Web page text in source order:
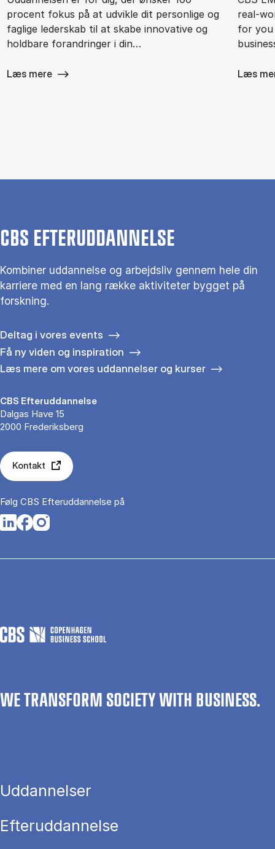
procent fokus på at udvikle dit personlige og
faglige lederskab til at skabe innovative og
holdbare forandringer i din…
Læs mere
real-
for you
Læs
CBS EFTERUDDANNELSE
Kombiner uddannelse og arbejdsliv gennem hele din
karriere med en lang række aktiviteter bygget på
forskning.
Deltag i vores events
Få ny viden og inspiration
Læs mere om vores uddannelser og kurser
CBS Efteruddannelse
Dalgas Have 15
2000 Frederiksberg
Kontakt
Følg CBS Efteruddannelse på
Opens in a new tab
Opens in a new tab
Opens in a new tab
WE TRANSFORM SOCIETY WITH BUSINESS.
Uddannelser
Efteruddannelse